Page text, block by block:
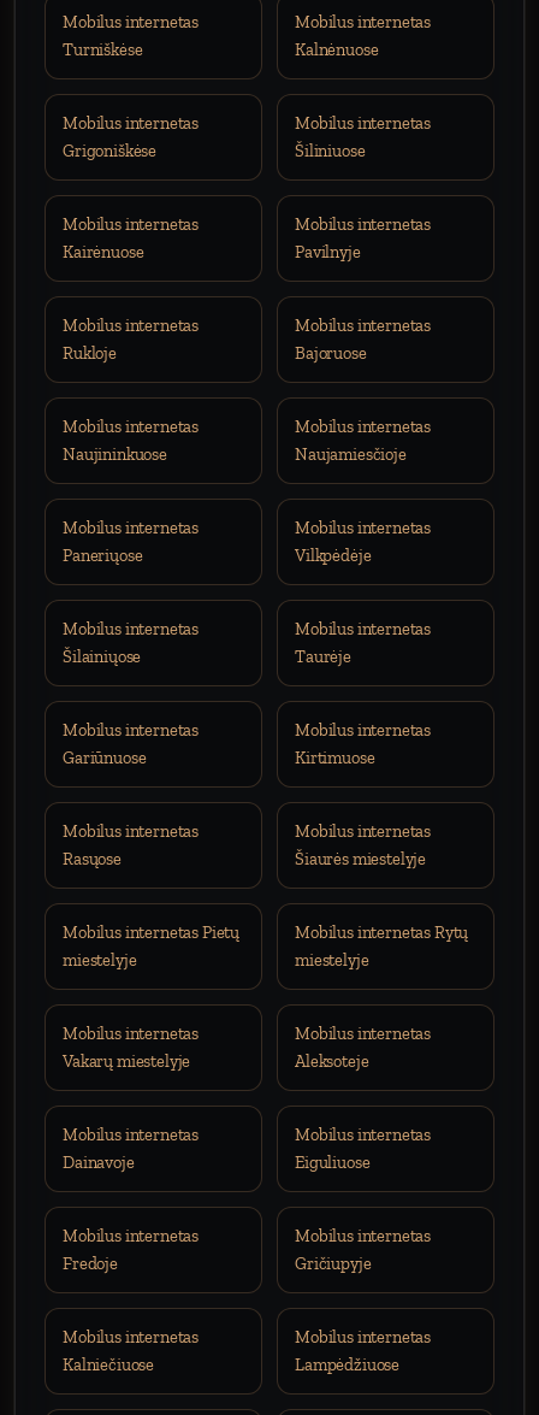
Mobilus internetas
Turniškėse
Mobilus internetas
Kalnėnuose
Mobilus internetas
Grigoniškėse
Mobilus internetas
Šiliniuose
Mobilus internetas
Kairėnuose
Mobilus internetas
Pavilnyje
Mobilus internetas
Rukloje
Mobilus internetas
Bajoruose
Mobilus internetas
Naujininkuose
Mobilus internetas
Naujamiesčioje
Mobilus internetas
Paneriųose
Mobilus internetas
Vilkpėdėje
Mobilus internetas
Šilainiųose
Mobilus internetas
Taurėje
Mobilus internetas
Gariūnuose
Mobilus internetas
Kirtimuose
Mobilus internetas
Rasųose
Mobilus internetas
Šiaurės miestelyje
Mobilus internetas Pietų
miestelyje
Mobilus internetas Rytų
miestelyje
Mobilus internetas
Vakarų miestelyje
Mobilus internetas
Aleksoteje
Mobilus internetas
Dainavoje
Mobilus internetas
Eiguliuose
Mobilus internetas
Fredoje
Mobilus internetas
Gričiupyje
Mobilus internetas
Kalniečiuose
Mobilus internetas
Lampėdžiuose